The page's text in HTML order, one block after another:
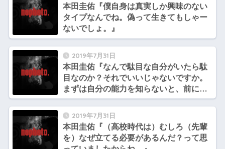
本田圭佑『僕自身は真実しか興味のない
タイプなんでね。偽って生きてもしゃー
ないでしょ。』
2019年7月31日
本田圭佑『なんで駄目な自分がいたら駄
目なのか？それでいいじゃないですか。
まずは自分の能力を知らないと、前に進
めるはずがない。』
2019年7月31日
本田圭佑『（高校時代は）むしろ（先輩
を）なぜ立てる必要があるんだ？って思